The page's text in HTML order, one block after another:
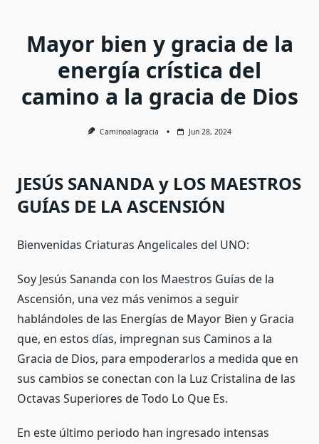
Mayor bien y gracia de la
energía crística del
camino a la gracia de Dios
Caminoalagracia Jun 28, 2024
JESÚS SANANDA y LOS MAESTROS
GUÍAS DE LA ASCENSIÓN
Bienvenidas Criaturas Angelicales del UNO:
Soy Jesús Sananda con los Maestros Guías de la
Ascensión, una vez más venimos a seguir
hablándoles de las Energías de Mayor Bien y Gracia
que, en estos días, impregnan sus Caminos a la
Gracia de Dios, para empoderarlos a medida que en
sus cambios se conectan con la Luz Cristalina de las
Octavas Superiores de Todo Lo Que Es.
En este último periodo han ingresado intensas